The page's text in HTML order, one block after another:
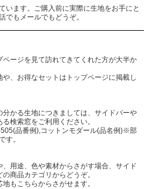
います。ご購入前に実際に生地をお手にと
でもメールでもどうぞ。
ージを見て訪れてきてくれた方が大半か
、お得なセットはトップページに掲載し
分かる生地につきましては、サイドバーや
検索窓をご利用ください。
505(品番例),コットンモダール(品名例)※部
す。
、用途、色や素材からさがす場合、サイド
の商品カテゴリからどうぞ。
もこちらからさがせます。